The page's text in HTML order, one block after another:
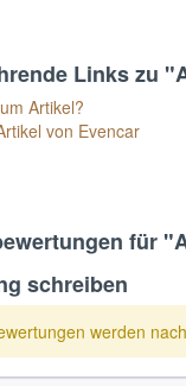
Links zu
Artikel?
von Evencar
für
schreiben
werden